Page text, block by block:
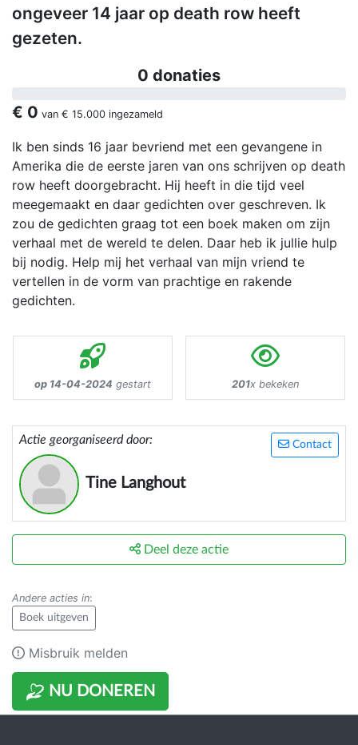
ongeveer 14 jaar op death row heeft
gezeten.
0 donaties
€ 0 van € 15.000 ingezameld
Ik ben sinds 16 jaar bevriend met een gevangene in
Amerika die de eerste jaren van ons schrijven op death
row heeft doorgebracht. Hij heeft in die tijd veel
meegemaakt en daar gedichten over geschreven. Ik
zou de gedichten graag tot een boek maken om zijn
verhaal met de wereld te delen. Daar heb ik jullie hulp
bij nodig. Help mij het verhaal van mijn vriend te
vertellen in de vorm van prachtige en rakende
gedichten.
op 14-04-2024 gestart 201x bekeken
Contact
Actie georganiseerd door:
Tine Langhout
NU DONEREN
Deel deze actie
Andere acties in:
Boek uitgeven
Misbruik melden